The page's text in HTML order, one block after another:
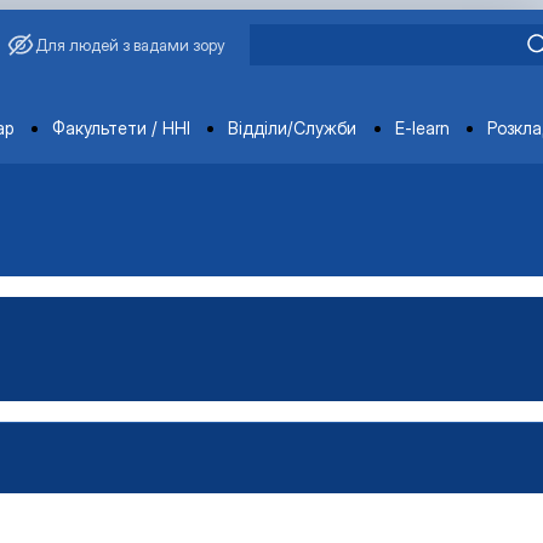
Для людей з вадами зору
Факультети / ННІ Відділи/Служби E-learn